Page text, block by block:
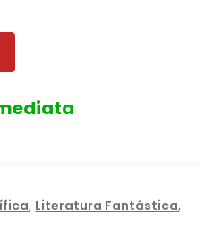
, Literatura Fantástica,